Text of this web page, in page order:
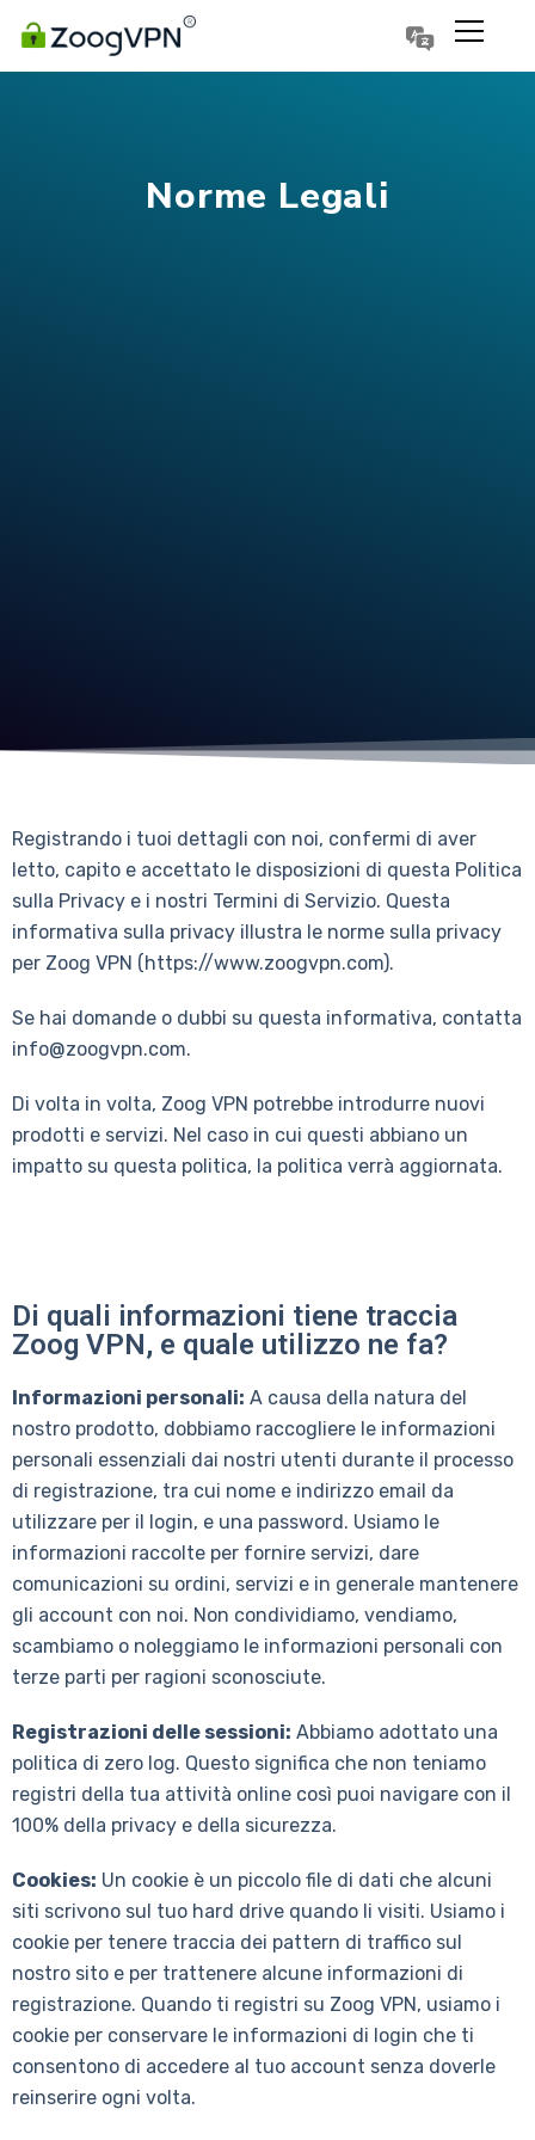
Norme Legali
Registrando i tuoi dettagli con noi, confermi di aver
letto, capito e accettato le disposizioni di questa Politica
sulla Privacy e i nostri Termini di Servizio. Questa
informativa sulla privacy illustra le norme sulla privacy
per Zoog VPN (https://www.zoogvpn.com).
Se hai domande o dubbi su questa informativa, contatta
info@zoogvpn.com.
Di volta in volta, Zoog VPN potrebbe introdurre nuovi
prodotti e servizi. Nel caso in cui questi abbiano un
impatto su questa politica, la politica verrà aggiornata.
Di quali informazioni tiene traccia
Zoog VPN, e quale utilizzo ne fa?
Informazioni personali: A causa della natura del
nostro prodotto, dobbiamo raccogliere le informazioni
personali essenziali dai nostri utenti durante il processo
di registrazione, tra cui nome e indirizzo email da
utilizzare per il login, e una password. Usiamo le
informazioni raccolte per fornire servizi, dare
comunicazioni su ordini, servizi e in generale mantenere
gli account con noi. Non condividiamo, vendiamo,
scambiamo o noleggiamo le informazioni personali con
terze parti per ragioni sconosciute.
Registrazioni delle sessioni: Abbiamo adottato una
politica di zero log. Questo significa che non teniamo
registri della tua attività online così puoi navigare con il
100% della privacy e della sicurezza.
Cookies: Un cookie è un piccolo file di dati che alcuni
siti scrivono sul tuo hard drive quando li visiti. Usiamo i
cookie per tenere traccia dei pattern di traffico sul
nostro sito e per trattenere alcune informazioni di
registrazione. Quando ti registri su Zoog VPN, usiamo i
cookie per conservare le informazioni di login che ti
consentono di accedere al tuo account senza doverle
reinserire ogni volta.